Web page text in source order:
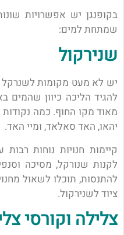
בקופנגן יש אפשרויות
שמתחת למים:
שנירקול
יש לא מעט מקומות לשנרקל
להגיד הליכה כיוון שהמים
מאוד מקו החוף. כמה נקודות
יהאו, האד סאלאד, ומיי האד.
לקנות שנורקל, מסיכה
להתנסות, תוכלו לשאול
ציוד לשנירקול.
צלילה וקורסי